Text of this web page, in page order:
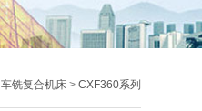
车铣复合机床> CXF360系列